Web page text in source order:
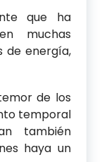
que ha
muchas
de energía,
de los
temporal
también
haya un